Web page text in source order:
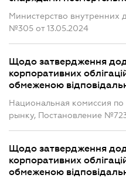
Министерство внутренних
№305 от 13.05.2024
Щодо затвердження
корпоративних
обмеженою
Национальная комиссия
рынку, Постановление
Щодо затвердження
корпоративних
обмеженою